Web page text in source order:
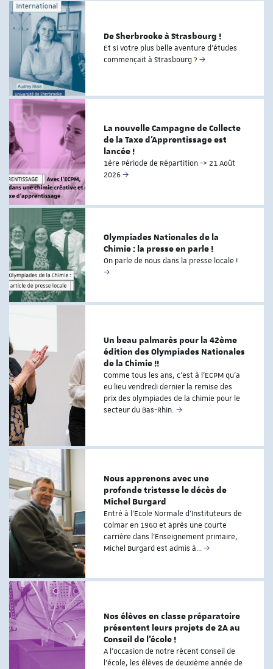
De Sherbrooke à Strasbourg !
Et si votre plus belle aventure d'études
commençait à Strasbourg ?
La nouvelle Campagne de Collecte
de la Taxe d’Apprentissage est
lancée !
1ère Période de Répartition -> 21 Août
2026
Olympiades Nationales de la
Chimie : la presse en parle !
On parle de nous dans la presse locale !
Un beau palmarès pour la 42ème
édition des Olympiades Nationales
de la Chimie !!
Comme tous les ans, c’est à l’ECPM qu’a
eu lieu vendredi dernier la remise des
prix des olympiades de la chimie pour le
secteur du Bas-Rhin.
Nous apprenons avec une
profonde tristesse le décès de
Michel Burgard
Entré à l’Ecole Normale d’Instituteurs de
Colmar en 1960 et après une courte
carrière dans l’Enseignement primaire,
Michel Burgard est admis à…
Nos élèves en classe préparatoire
présentent leurs projets de 2A au
Conseil de l’école !
A l’occasion de notre récent Conseil de
l’école, les élèves de deuxième année de